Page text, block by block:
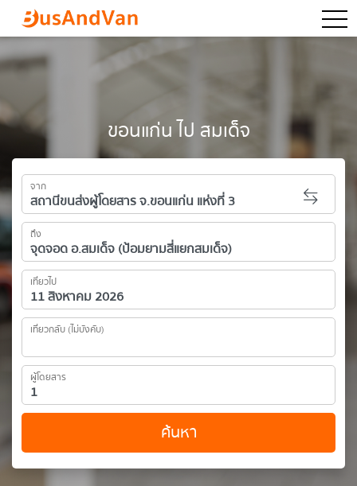
ขอนแก่น ไป สมเด็จ
จาก
ถึง
เที่ยวไป
เที่ยวกลับ (ไม่บังคับ)
ผู้โดยสาร
ค้นหา